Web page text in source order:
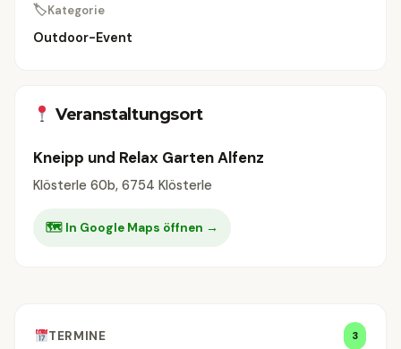
🏷Kategorie
Outdoor-Event
Veranstaltungsort
Kneipp und Relax Garten Alfenz
Klösterle 60b, 6754 Klösterle
🗺 In Google Maps öffnen →
TERMINE 3